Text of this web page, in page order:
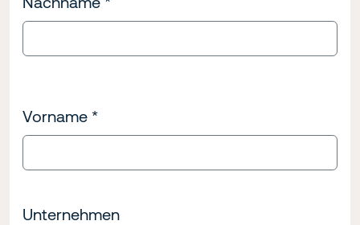
Vorname *
Unternehmen